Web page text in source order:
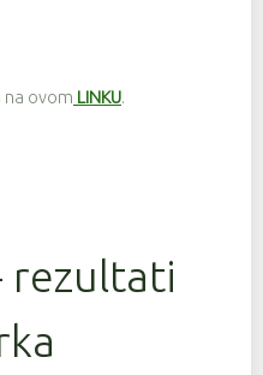
na ovom LINKU.
rezultati